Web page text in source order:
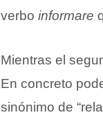
verbo informare
Mientras el
En concreto
sinónimo de